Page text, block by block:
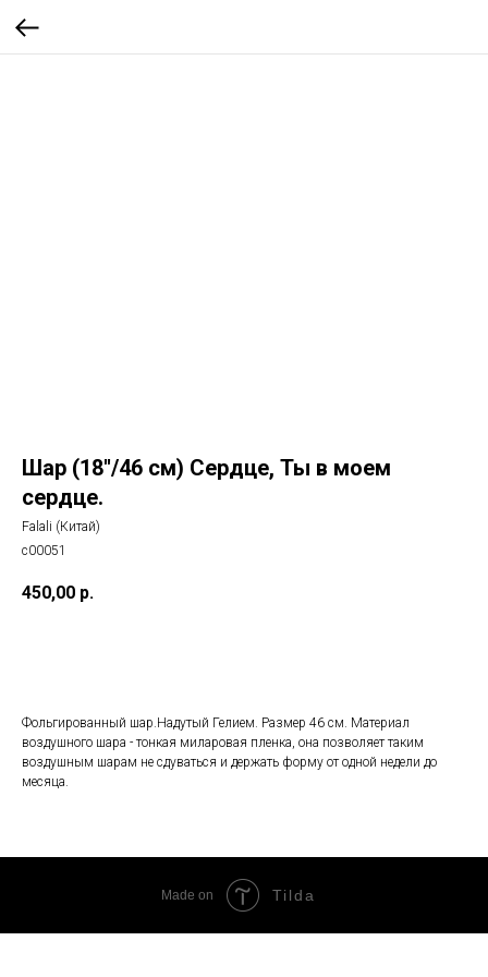
Шар (18''/46 см) Сердце, Ты в моем
сердце.
Falali (Китай)
с00051
450,00 р.
Фольгированный шар.Надутый Гелием. Размер 46 см. Материал
воздушного шара - тонкая миларовая пленка, она позволяет таким
воздушным шарам не сдуваться и держать форму от одной недели до
месяца.
Made on Tilda